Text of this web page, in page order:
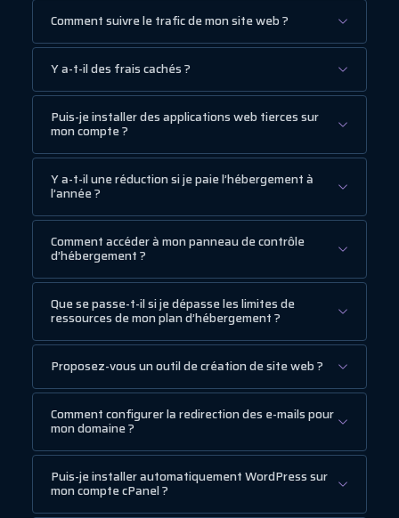
Comment suivre le trafic de mon site web ?
Y a-t-il des frais cachés ?
Puis-je installer des applications web tierces sur
mon compte ?
Y a-t-il une réduction si je paie l’hébergement à
l’année ?
Comment accéder à mon panneau de contrôle
d’hébergement ?
Que se passe-t-il si je dépasse les limites de
ressources de mon plan d’hébergement ?
Proposez-vous un outil de création de site web ?
Comment configurer la redirection des e-mails pour
mon domaine ?
Puis-je installer automatiquement WordPress sur
mon compte cPanel ?